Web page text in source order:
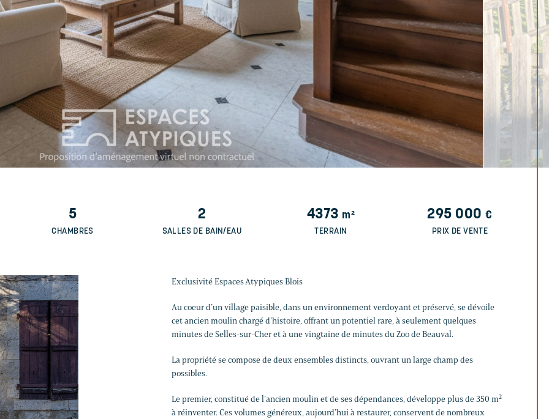
5
CHAMBRES
2
SALLES DE BAIN/EAU
4373 m²
TERRAIN
295 000€
PRIX DE VENTE
Exclusivité Espaces Atypiques Blois
Au coeur d’un village paisible, dans un environnement verdoyant et préservé, se dévoile
cet ancien moulin chargé d’histoire, offrant un potentiel rare, à seulement quelques
minutes de Selles-sur-Cher et à une vingtaine de minutes du Zoo de Beauval.
La propriété se compose de deux ensembles distincts, ouvrant un large champ des
possibles.
Le premier, constitué de l’ancien moulin et de ses dépendances, développe plus de 350 m²
à réinventer. Ces volumes généreux, aujourd’hui à restaurer, conservent de nombreux